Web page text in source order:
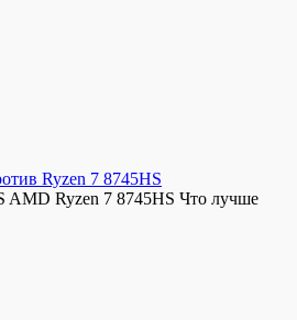
Ryzen 7 8745HS
AMD Ryzen 7 8745HS Что лучше